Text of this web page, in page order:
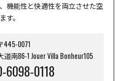
機能性と快適性を両立させた空
す。
445-0071
南86-1 Jouer Villa Bonheur105
6098-0118